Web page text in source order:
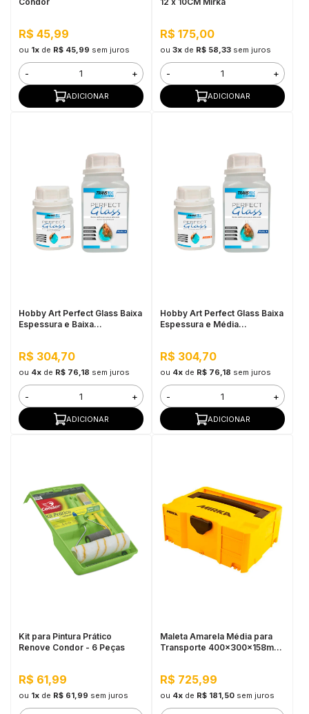
R$ 45,99
ou 1xde R$ 45,99 sem juros
- +
ADICIONAR
R$ 175,00
ou 3xde R$ 58,33 sem juros
- +
ADICIONAR
Hobby Art Perfect Glass Baixa
Espessura e Baixa
R$ 304,70
ou 4xde R$ 76,18 sem juros
- +
ADICIONAR
Hobby Art Perfect Glass Baixa
Espessura e Média
R$ 304,70
ou 4xde R$ 76,18 sem juros
- +
ADICIONAR
Kit para Pintura Prático
Renove Condor - 6 Peças
R$ 61,99
ou 1xde R$ 61,99 sem juros
Maleta Amarela Média para
Transporte 400x300x158mm
R$ 725,99
ou 4xde R$ 181,50 sem juros